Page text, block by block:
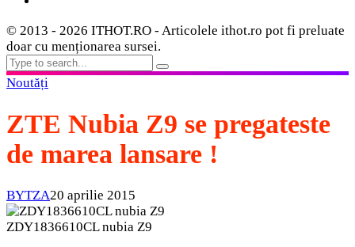
© 2013 - 2026 ITHOT.RO - Articolele ithot.ro pot fi preluate
doar cu menționarea sursei.
Noutăți
ZTE Nubia Z9 se pregateste
de marea lansare !
BYTZA20 aprilie 2015
ZDY1836610CL nubia Z9